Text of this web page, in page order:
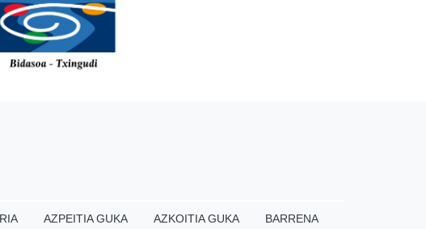
AZPEITIA GUKA AZKOITIA GUKA BARRENA